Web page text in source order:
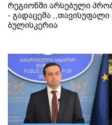
რეგიონში არსებული
- გადაცემა ,,თავისუფალი
ბულისკერია